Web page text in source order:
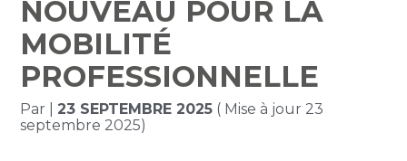
NOUVEAU POUR LA
MOBILITÉ
PROFESSIONNELLE
Par |23 SEPTEMBRE 2025 ( Mise à jour 23
septembre 2025)